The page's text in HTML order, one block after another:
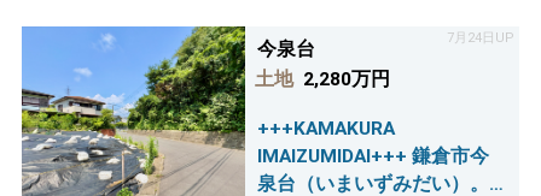
7月24日UP
今泉台
土地 2,280万円
+++KAMAKURA
IMAIZUMIDAI+++ 鎌倉市今
泉台（いまいずみだい）。